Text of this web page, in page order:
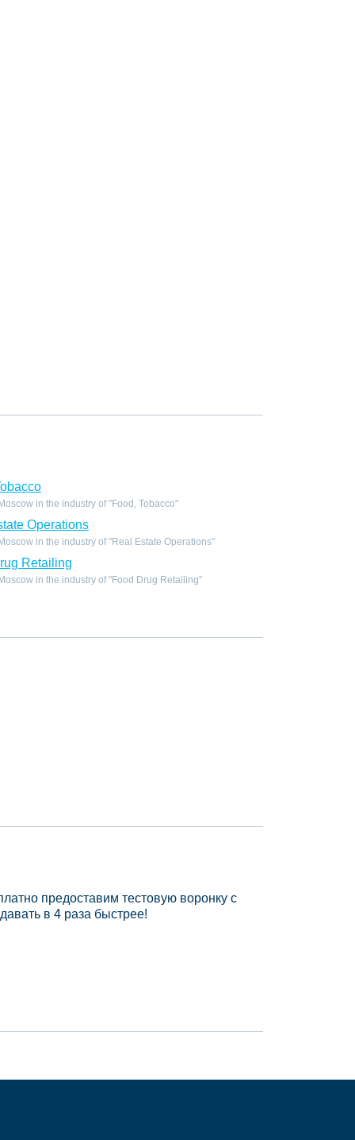
in the industry of "Food, Tobacco"
Operations
in the industry of "Real Estate Operations"
Retailing
in the industry of "Food Drug Retailing"
предоставим тестовую воронку с
в 4 раза быстрее!